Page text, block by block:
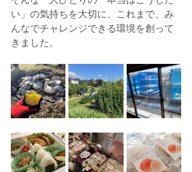
い」の気持ちを大切に、これまで、み
んなでチャレンジできる環境を創って
きました。